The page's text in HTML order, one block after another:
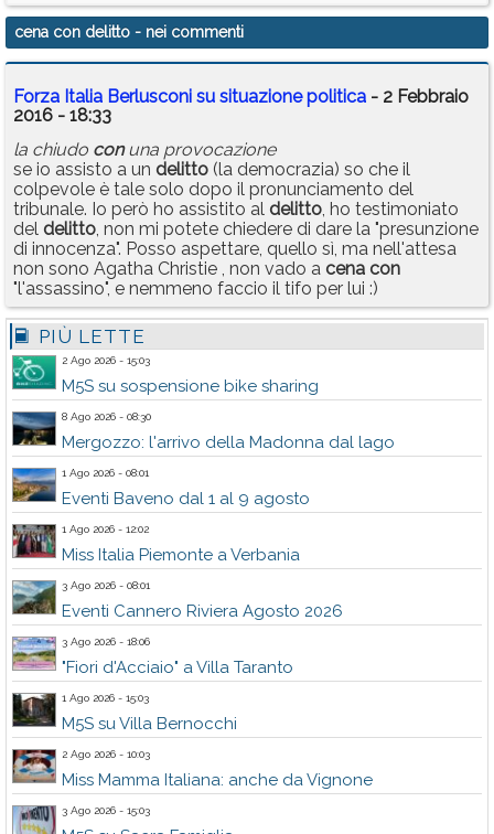
cena con delitto - nei commenti
Forza Italia Berlusconi su situazione politica - 2 Febbraio
2016 - 18:33
la chiudo conuna provocazione
se io assisto a un delitto (la democrazia) so che il
colpevole è tale solo dopo il pronunciamento del
tribunale. Io però ho assistito al delitto, ho testimoniato
del delitto, non mi potete chiedere di dare la "presunzione
di innocenza". Posso aspettare, quello sì, ma nell'attesa
non sono Agatha Christie , non vado a cena con
"l'assassino", e nemmeno faccio il tifo per lui :)
PIÙ LETTE
2 Ago 2026 - 15:03
M5S su sospensione bike sharing
8 Ago 2026 - 08:30
Mergozzo: l'arrivo della Madonna dal lago
1 Ago 2026 - 08:01
Eventi Baveno dal 1 al 9 agosto
1 Ago 2026 - 12:02
Miss Italia Piemonte a Verbania
3 Ago 2026 - 08:01
Eventi Cannero Riviera Agosto 2026
3 Ago 2026 - 18:06
"Fiori d'Acciaio" a Villa Taranto
1 Ago 2026 - 15:03
M5S su Villa Bernocchi
2 Ago 2026 - 10:03
Miss Mamma Italiana: anche da Vignone
3 Ago 2026 - 15:03